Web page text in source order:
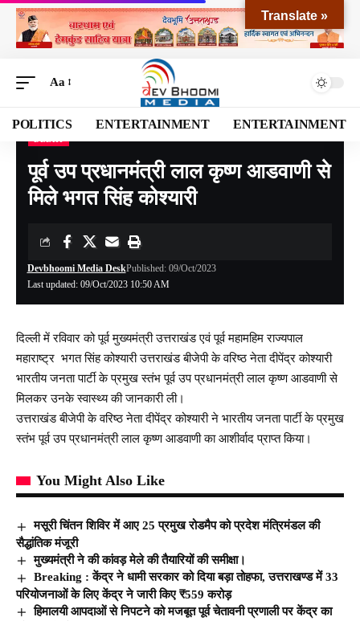
Aa
POLITICS ENTERTAINMENT ENTERTAINMENT
Devbhoomi Media>Blog>NATIONAL>STATES>Delhi>पूर्व उप प्रधानमंत्री लाल कृष्ण आडवाणी से मिले भगत सिंह कोश्यारी
पूर्व उप प्रधानमंत्री लाल कृष्ण आडवाणी से
मिले भगत सिंह कोश्यारी
Last updated: 09/Oct/2023 10:50 AM
Devbhoomi Media DeskPublished: 09/Oct/2023
दिल्ली में रविवार को पूर्व मुख्यमंत्री उत्तराखंड एवं पूर्व महामहिम राज्यपाल
महाराष्ट्र भगत सिंह कोश्यारी उत्तराखंड बीजेपी के वरिष्ठ नेता दीपेंद्र कोश्यारी
भारतीय जनता पार्टी के प्रमुख स्तंभ पूर्व उप प्रधानमंत्री लाल कृष्ण आडवाणी से
मिलकर उनके स्वास्थ्य की जानकारी ली।
उत्तराखंड बीजेपी के वरिष्ठ नेता दीपेंद्र कोश्यारी ने भारतीय जनता पार्टी के प्रमुख
स्तंभ पूर्व उप प्रधानमंत्री लाल कृष्ण आडवाणी का आशीर्वाद प्राप्त किया।
You Might Also Like
मसूरी चिंतन शिविर में आए 25 प्रमुख रोडमैप को प्रदेश मंत्रिमंडल की
सैद्धांतिक मंजूरी
मुख्यमंत्री ने की कांवड़ मेले की तैयारियों की समीक्षा।
Breaking : केंद्र ने धामी सरकार को दिया बड़ा तोहफा, उत्तराखण्ड में 33
परियोजनाओं के लिए केंद्र ने जारी किए ₹559 करोड़
हिमालयी आपदाओं से निपटने को मजबूत पूर्व चेतावनी प्रणाली पर केंद्र का
Translate »